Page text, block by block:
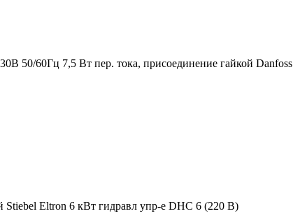
50/60Гц 7,5 Вт пер. тока, присоединение гайкой Danfoss
Stiebel Eltron 6 кВт гидравл упр-е DHC 6 (220 В)